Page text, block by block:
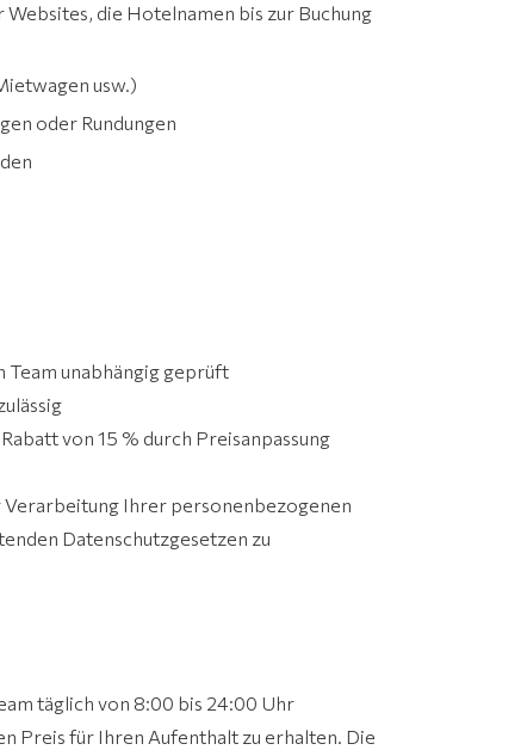
die Hotelnamen bis zur Buchung
usw.)
oder Rundungen
unabhängig geprüft
von 15 % durch Preisanpassung
Ihrer personenbezogenen
Datenschutzgesetzen zu
täglich von 8:00 bis 24:00 Uhr
Preis für Ihren Aufenthalt zu erhalten. Die